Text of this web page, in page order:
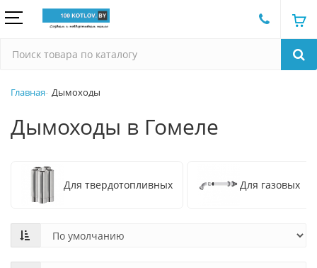
Главная Дымоходы
Дымоходы в Гомеле
Для твердотопливных Для газовых